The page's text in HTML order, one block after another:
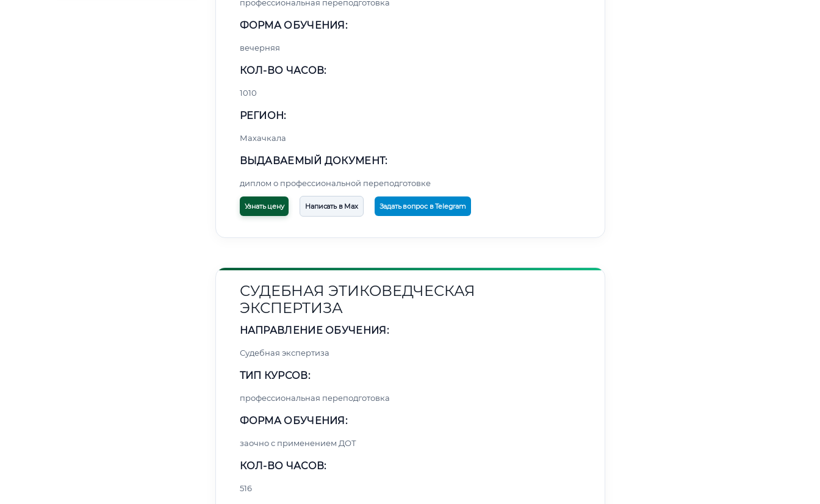
профессиональная переподготовка
ФОРМА ОБУЧЕНИЯ:
вечерняя
КОЛ-ВО ЧАСОВ:
1010
РЕГИОН:
Махачкала
ВЫДАВАЕМЫЙ ДОКУМЕНТ:
диплом о профессиональной переподготовке
Узнать цену Написать в Max Задать вопрос в Telegram
СУДЕБНАЯ ЭТИКОВЕДЧЕСКАЯ
ЭКСПЕРТИЗА
НАПРАВЛЕНИЕ ОБУЧЕНИЯ:
Судебная экспертиза
ТИП КУРСОВ:
профессиональная переподготовка
ФОРМА ОБУЧЕНИЯ:
заочно с применением ДОТ
КОЛ-ВО ЧАСОВ:
516